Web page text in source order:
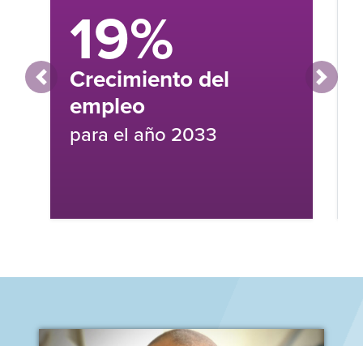
a fin.
SALARIO MEDIO ANUAL:
$100,000
Anterior